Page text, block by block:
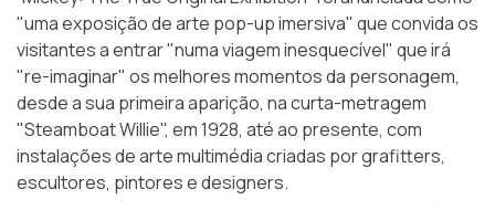
"uma exposição de arte pop-up imersiva" que convida os
visitantes a entrar "numa viagem inesquecível" que irá
"re-imaginar" os melhores momentos da personagem,
desde a sua primeira aparição, na curta-metragem
"Steamboat Willie", em 1928, até ao presente, com
instalações de arte multimédia criadas por grafitters,
escultores, pintores e designers.